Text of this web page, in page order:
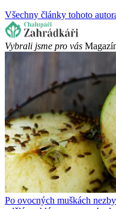
Všechny články tohoto
Vybrali jsme pro vás
Po ovocných muškách